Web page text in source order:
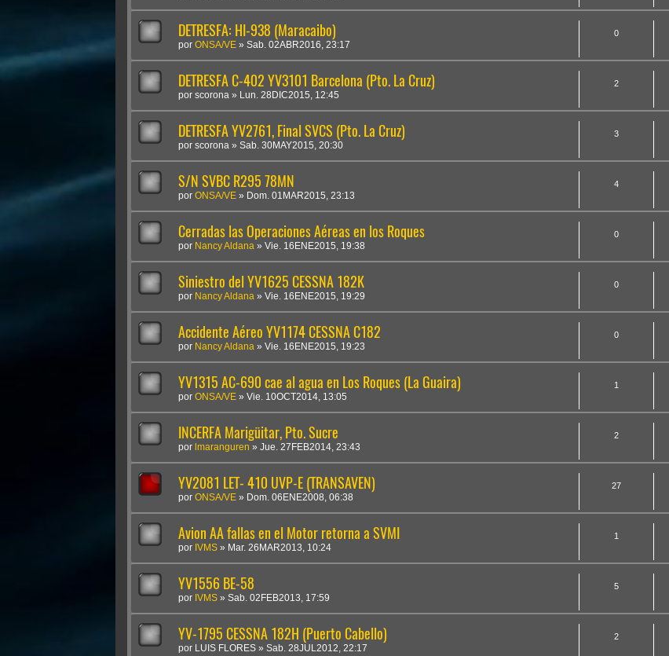
DETRESFA: HI-938 (Maracaibo)
por ONSA/VE » Sab. 02ABR2016, 23:17
0
DETRESFA C-402 YV3101 Barcelona (Pto. La Cruz)
por scorona » Lun. 28DIC2015, 12:45
2
DETRESFA YV2761, Final SVCS (Pto. La Cruz)
por scorona » Sab. 30MAY2015, 20:30
3
S/N SVBC R295 78MN
por ONSA/VE » Dom. 01MAR2015, 23:13
4
Cerradas las Operaciones Aéreas en los Roques
por Nancy Aldana » Vie. 16ENE2015, 19:38
0
Siniestro del YV1625 CESSNA 182K
por Nancy Aldana » Vie. 16ENE2015, 19:29
0
Accidente Aéreo YV1174 CESSNA C182
por Nancy Aldana » Vie. 16ENE2015, 19:23
0
YV1315 AC-690 cae al agua en Los Roques (La Guaira)
por ONSA/VE » Vie. 10OCT2014, 13:05
1
INCERFA Marigüitar, Pto. Sucre
por lmaranguren » Jue. 27FEB2014, 23:43
2
YV2081 LET- 410 UVP-E (TRANSAVEN)
por ONSA/VE » Dom. 06ENE2008, 06:38
27
Avion AA fallas en el Motor retorna a SVMI
por IVMS » Mar. 26MAR2013, 10:24
1
YV1556 BE-58
por IVMS » Sab. 02FEB2013, 17:59
5
YV-1795 CESSNA 182H (Puerto Cabello)
por LUIS FLORES » Sab. 28JUL2012, 22:17
2